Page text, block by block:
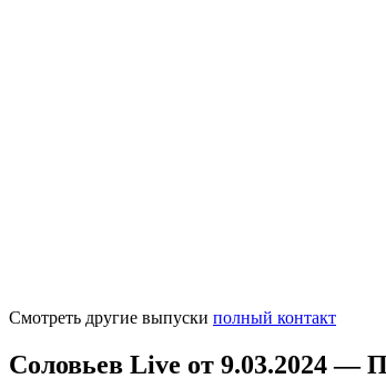
Смотреть другие выпуски полный контакт
Соловьев Live от 9.03.2024 —